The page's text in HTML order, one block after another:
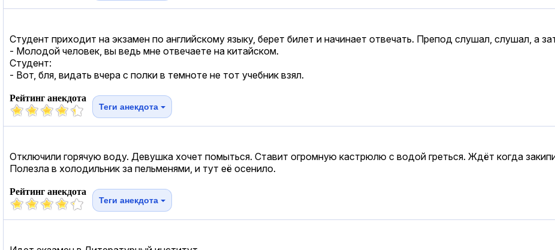
Студент приходит на экзамен по английскому языку, берет билет и начинает отвечать. Препод слушал, слушал, а
- Молодой человек, вы ведь мне отвечаете на китайском.
Студент:
- Вот, бля, видать вчера с полки в темноте не тот учебник взял.
Рейтинг анекдота
Теги анекдота
Отключили горячую воду. Девушка хочет помыться. Ставит огромную кастрюлю с водой греться. Ждёт когда
Полезла в холодильник за пельменями, и тут её осенило.
Рейтинг анекдота
Теги анекдота